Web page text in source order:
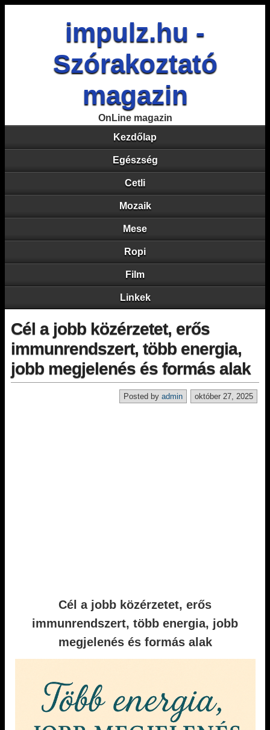
impulz.hu -
Szórakoztató
magazin
OnLine magazin
Kezdőlap
Egészség
Cetli
Mozaik
Mese
Ropi
Film
Linkek
Cél a jobb közérzetet, erős
immunrendszert, több energia,
jobb megjelenés és formás alak
október 27, 2025
Posted by admin
Cél a jobb közérzetet, erős
immunrendszert, több energia, jobb
megjelenés és formás alak